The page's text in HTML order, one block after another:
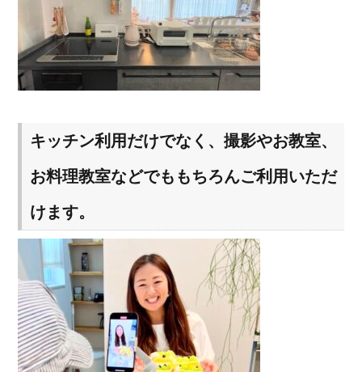
キッチン利用だけでなく、撮影やお教室、
お料理教室などでももちろんご利用いただ
けます。